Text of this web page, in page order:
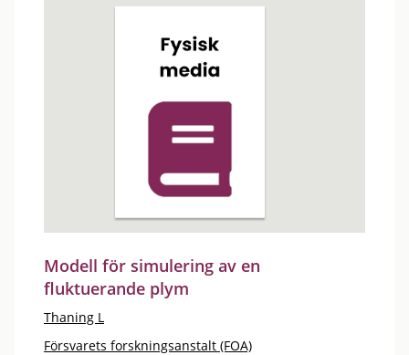
Modell för simulering av en
fluktuerande plym
Thaning L
Försvarets forskningsanstalt (FOA)